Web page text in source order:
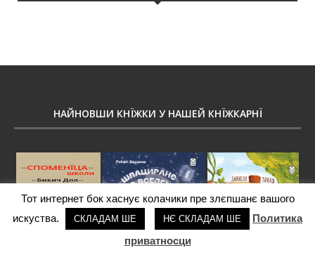
НАЙНОВШИ КНЇЖКИ У НАШЕЙ КНЇЖКАРНЇ
Тот интернет бок хаснує колачики пре злєпшанє вашого
искуства.
СКЛАДАМ ШЕ НЄ СКЛАДАМ ШЕ
Политика
приватносци